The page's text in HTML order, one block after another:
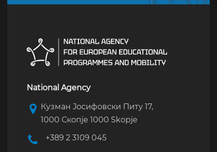
National Agency
Кузман Јосифовски Питу 17,
1000 Скопје 1000 Skopje
+389 2 3109 045